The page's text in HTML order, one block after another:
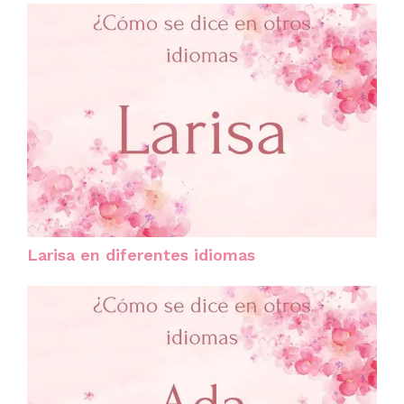
Larisa en diferentes idiomas